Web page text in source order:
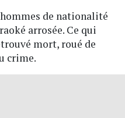
de nationalité
arrosée. Ce qui
mort, roué de
crime.